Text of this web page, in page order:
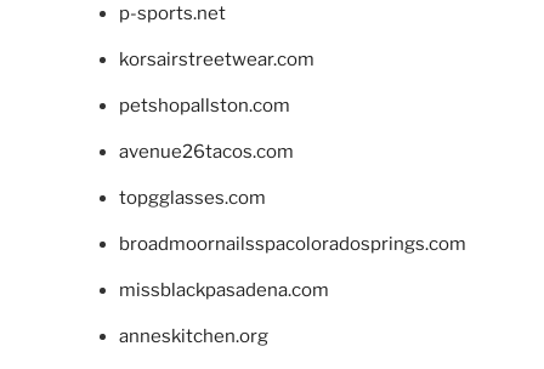
p-sports.net
korsairstreetwear.com
petshopallston.com
avenue26tacos.com
topgglasses.com
broadmoornailsspacoloradosprings.com
missblackpasadena.com
anneskitchen.org